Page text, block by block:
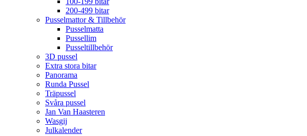
200-499 bitar
Pusselmattor & Tillbehör
Pusselmatta
Pussellim
Pusseltillbehör
3D pussel
Extra stora bitar
Panorama
Runda Pussel
Träpussel
Svåra pussel
Jan Van Haasteren
Wasgij
Julkalender